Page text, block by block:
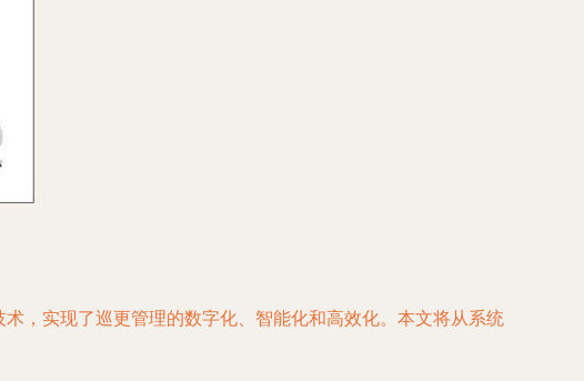
，实现了巡更管理的数字化、智能化和高效化。本文将从系统